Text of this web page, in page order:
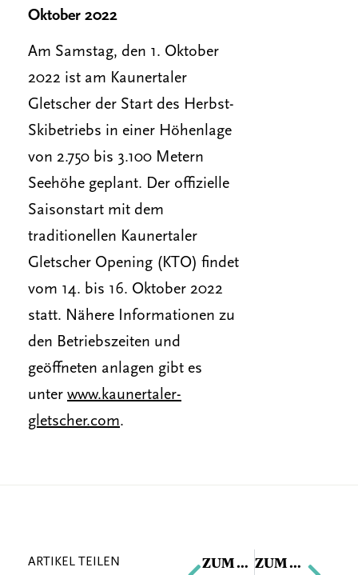
Oktober 2022
Am Samstag, den 1. Oktober
2022 ist am Kaunertaler
Gletscher der Start des Herbst-
Skibetriebs in einer Höhenlage
von 2.750 bis 3.100 Metern
Seehöhe geplant. Der offizielle
Saisonstart mit dem
traditionellen Kaunertaler
Gletscher Opening (KTO) findet
vom 14. bis 16. Oktober 2022
statt. Nähere Informationen zu
den Betriebszeiten und
geöffneten anlagen gibt es
unter www.kaunertaler-
gletscher.com.
ARTIKEL TEILEN Zurück
ZUM VORIGEN ARTIKEL ZUM NÄCHSTEN ARTIKEL